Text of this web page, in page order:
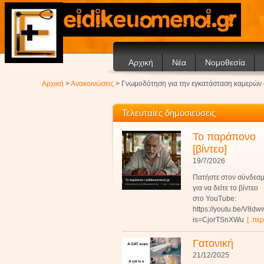
Αρχική Νέα
Ανακοινώσεις
Νομοθεσία
Αρχική >Ανακοινώσεις > Γνωμοδότηση για την εγκατάσταση
Τελευταίες δημοσιεύσεις
Το παράπονο
[βίντεο]
19/7/2026
Πατήστε στον
για να δείτε το βίντεο
στο YouTube:
https://youtu.be/
is=CjorTSnXWu
Γατονική
21/12/2025